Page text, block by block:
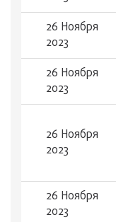
26 Ноября
2023
26 Ноября
2023
26 Ноября
2023
26 Ноября
2023